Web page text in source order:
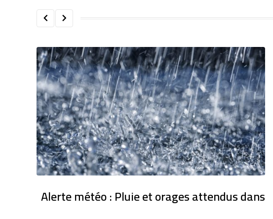
Alerte météo : Pluie et orages attendus dans